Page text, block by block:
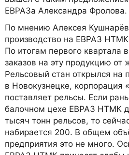
ЕВРАЗа Александра Фролова.
По мнению Алексея
производство на ЕВРАЗ
По итогам первого квартала
заказов на эту продукцию от
Рельсовый стан открылся на
в Новокузнецке, корпорация
поставляет рельсы. Если
балочном цехе ЕВРАЗ НТМК
тысяч тонн рельсов, то
набирается 200. В общем
предприятия это не много.